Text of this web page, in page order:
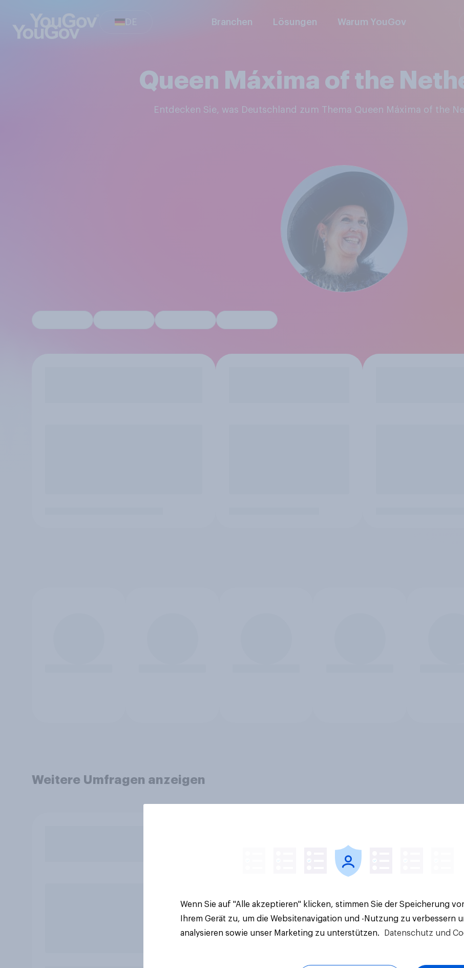
DE Branchen Lösungen Warum YouGov
Queen Máxima of the
Entdecken Sie, was Deutschland zum Thema Queen Máxima of the
Weitere Umfragen anzeigen
Wenn Sie auf "Alle akzeptieren" klicken, stimmen Sie der Speicherung
Ihrem Gerät zu, um die Websitenavigation und -Nutzung zu verbessern
analysieren sowie unser Marketing zu unterstützen.
Datenschutz und